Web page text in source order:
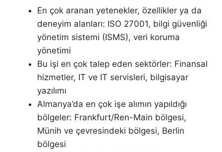
En çok aranan yetenekler, özellikler ya da
deneyim alanları: ISO 27001, bilgi güvenliği
yönetim sistemi (ISMS), veri koruma
yönetimi
Bu işi en çok talep eden sektörler: Finansal
hizmetler, IT ve IT servisleri, bilgisayar
yazılımı
Almanya’da en çok işe alımın yapıldığı
bölgeler: Frankfurt/Ren-Main bölgesi,
Münih ve çevresindeki bölgesi, Berlin
bölgesi